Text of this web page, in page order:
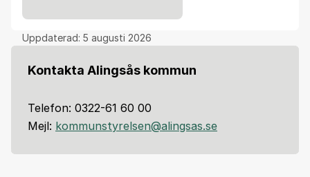
Uppdaterad: 5 augusti 2026
Kontakta Alingsås kommun
Telefon: 0322-61 60 00
Mejl: kommunstyrelsen@alingsas.se